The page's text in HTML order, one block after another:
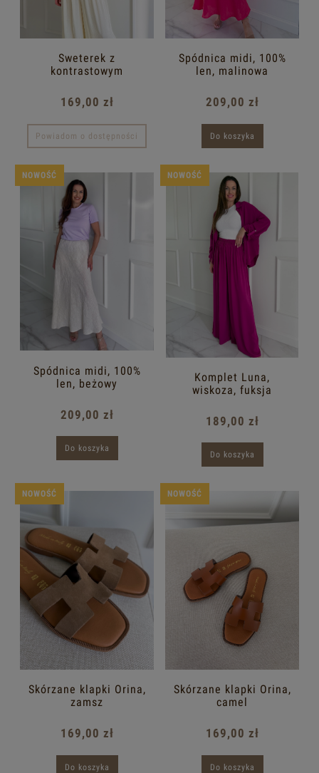
Sweterek z
kontrastowym
bawełna | Ecru
169,00 zł
Powiadom o dostępności
Spódnica midi, 100%
len, malinowa
209,00 zł
Do koszyka
Spódnica midi, 100%
len, beżowy
209,00 zł
Do koszyka
NOWOŚĆ
Komplet Luna,
wiskoza, fuksja
189,00 zł
Do koszyka
NOWOŚĆ
Skórzane klapki Orina,
zamsz
169,00 zł
Do koszyka
NOWOŚĆ
Skórzane klapki Orina,
camel
169,00 zł
Do koszyka
NOWOŚĆ